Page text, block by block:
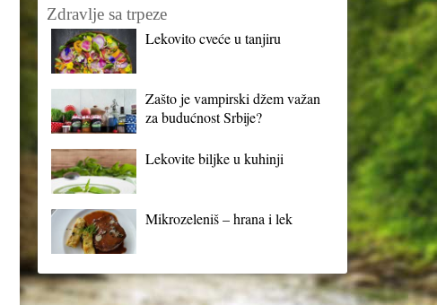
Zdravlje sa trpeze
Lekovito cveće u tanjiru
Zašto je vampirski džem važan
za budućnost Srbije?
Lekovite biljke u kuhinji
Mikrozeleniš – hrana i lek